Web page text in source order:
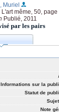
Muriel
L'art même, 50, page
Publié, 2011
par les pairs
Informations sur la
Statut de
Note